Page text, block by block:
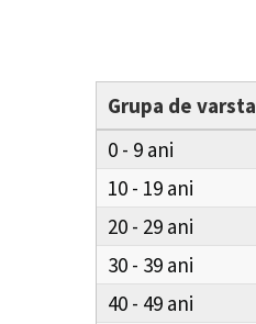
Grupa de varsta
0 - 9
10 - 19
20 - 29
30 - 39
40 - 49